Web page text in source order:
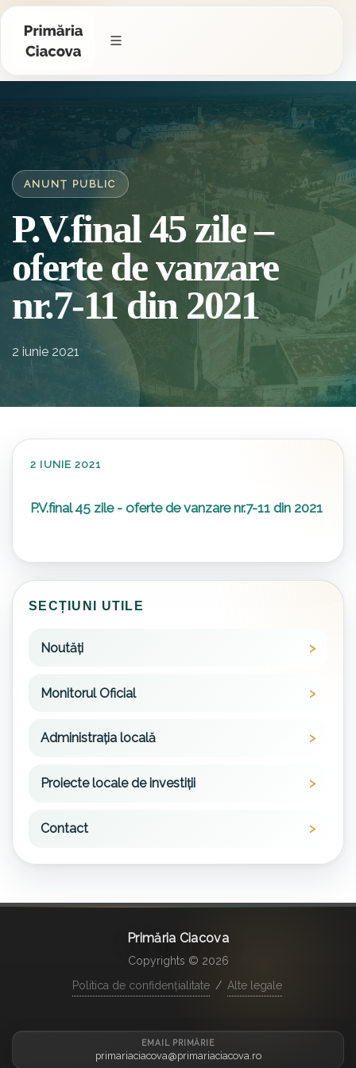
ANUNȚ PUBLIC
P.V.final 45 zile –
oferte de vanzare
nr.7-11 din 2021
2 iunie 2021
2 IUNIE 2021
P.V.final 45 zile - oferte de vanzare nr.7-11 din 2021
SECȚIUNI UTILE
Noutăți
Monitorul Oficial
Administrația locală
Proiecte locale de investiții
Contact
Primăria Ciacova
Copyrights © 2026
Politica de confidențialitate / Alte legale
EMAIL PRIMĂRIE
primariaciacova@primariaciacova.ro